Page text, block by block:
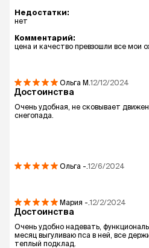
Недостатки:
нет
Комментарий:
цена и качество превзошли все мои
Ольга М.12/12/2024
Достоинства
Очень удобная, не сковывает
снегопада.
Ольга -.12/6/2024
Мария -.12/2/2024
Достоинства
Очень удобно надевать,
месяц выгуливаю пса в ней, все
теплый подклад.